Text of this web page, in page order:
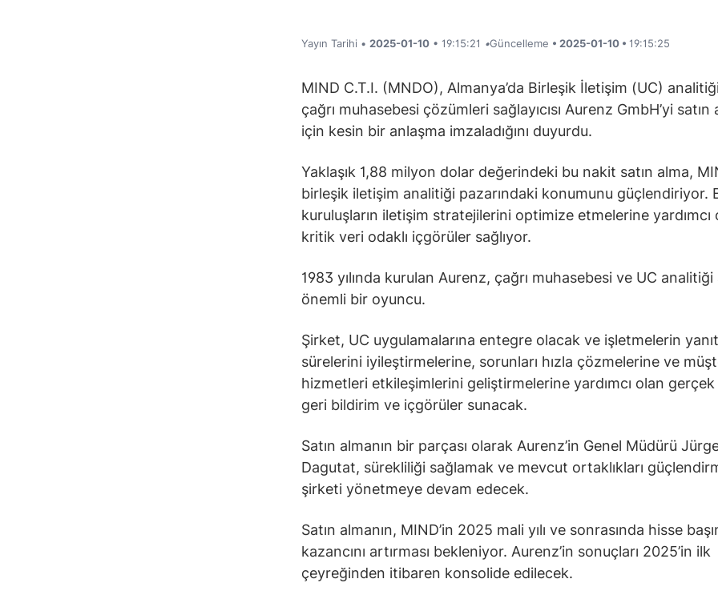
Yayın Tarihi • 2025-01-10 • 19:15:21 •Güncelleme • 2025-01-10 • 19:15:25
MIND C.T.I. (MNDO), Almanya’da Birleşik İletişim (UC)
çağrı muhasebesi çözümleri sağlayıcısı Aurenz GmbH’yi satın
için kesin bir anlaşma imzaladığını duyurdu.
Yaklaşık 1,88 milyon dolar değerindeki bu nakit satın alma,
birleşik iletişim analitiği pazarındaki konumunu güçlendiriyor.
kuruluşların iletişim stratejilerini optimize etmelerine yardımcı
kritik veri odaklı içgörüler sağlıyor.
1983 yılında kurulan Aurenz, çağrı muhasebesi ve UC analitiği
önemli bir oyuncu.
Şirket, UC uygulamalarına entegre olacak ve işletmelerin yanıt
sürelerini iyileştirmelerine, sorunları hızla çözmelerine ve
hizmetleri etkileşimlerini geliştirmelerine yardımcı olan gerçek
geri bildirim ve içgörüler sunacak.
Satın almanın bir parçası olarak Aurenz’in Genel Müdürü
Dagutat, sürekliliği sağlamak ve mevcut ortaklıkları
şirketi yönetmeye devam edecek.
Satın almanın, MIND’in 2025 mali yılı ve sonrasında hisse
kazancını artırması bekleniyor. Aurenz’in sonuçları 2025’in ilk
çeyreğinden itibaren konsolide edilecek.